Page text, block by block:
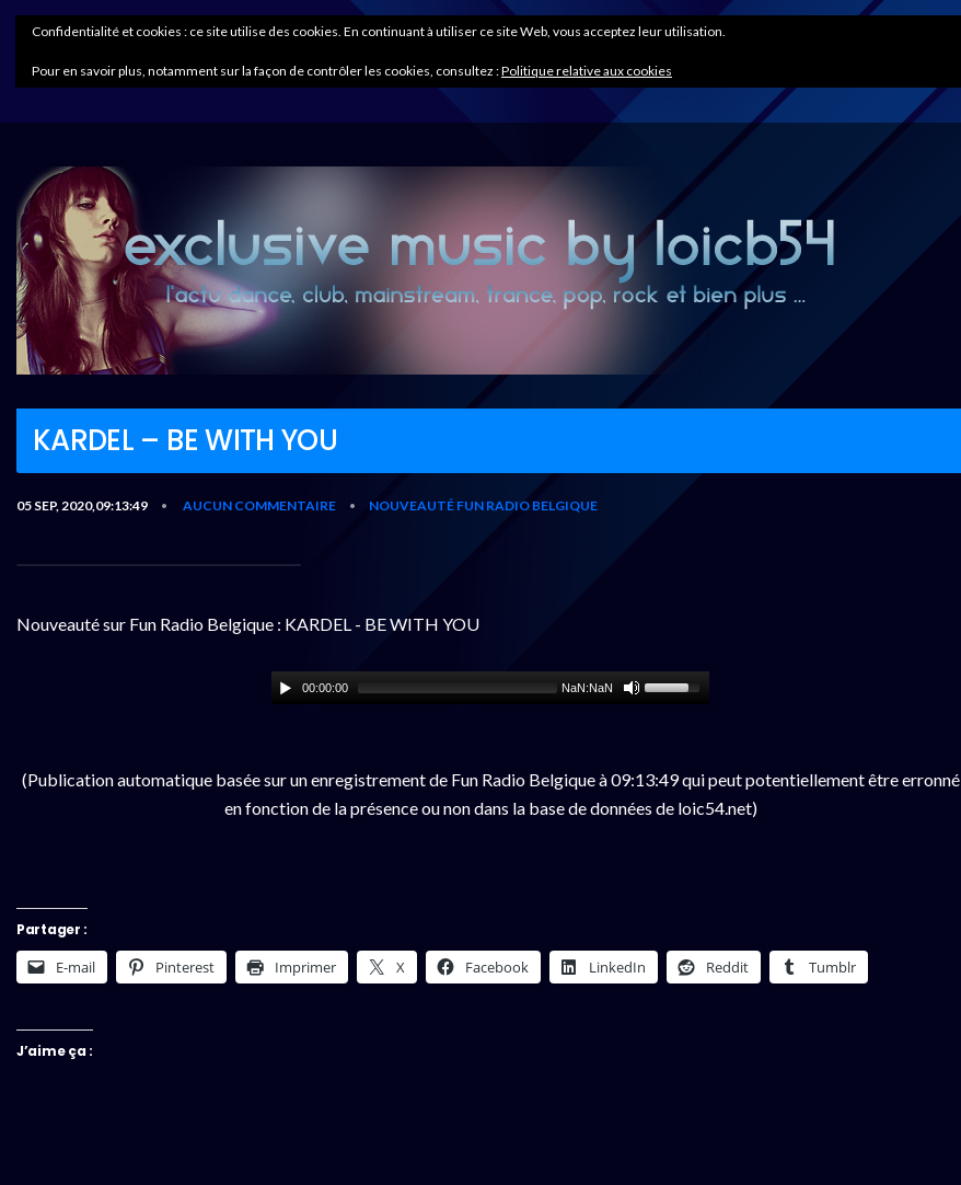
KARDEL – BE WITH YOU
05 SEP, 2020,09:13:49 • AUCUN COMMENTAIRE • NOUVEAUTÉ FUN RADIO BELGIQUE
Nouveauté sur Fun Radio Belgique : KARDEL - BE WITH YOU
00:00:00 NaN:NaN
(Publication automatique basée sur un enregistrement de Fun Radio Belgique à 09:13:49 qui peut potentiellement être erronné
en fonction de la présence ou non dans la base de données de loic54.net)
Partager :
E-mail Pinterest Imprimer X Facebook LinkedIn Reddit Tumblr
J’aime ça :
Confidentialité et cookies : ce site utilise des cookies. En continuant à utiliser ce site Web, vous acceptez leur utilisation.
Pour en savoir plus, notamment sur la façon de contrôler les cookies, consultez :Politique relative aux cookies